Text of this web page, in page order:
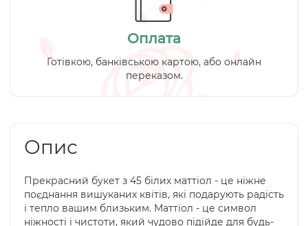
Оплата
Готівкою, банківською картою, або онлайн
переказом.
Опис
Прекрасний букет з 45 білих маттіол - це ніжне
поєднання вишуканих квітів, які подарують радість
і тепло вашим близьким. Маттіол - це символ
ніжності і чистоти, який чудово підійде для будь-